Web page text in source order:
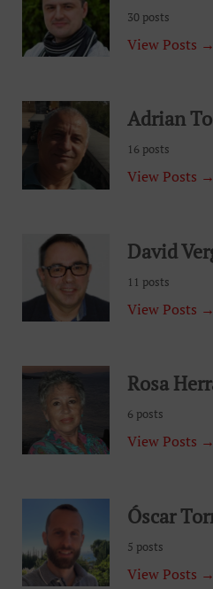
30 posts
View Posts →
Adrian
16 posts
View Posts →
David
11 posts
View Posts →
Rosa
6 posts
View Posts →
Óscar
5 posts
View Posts →